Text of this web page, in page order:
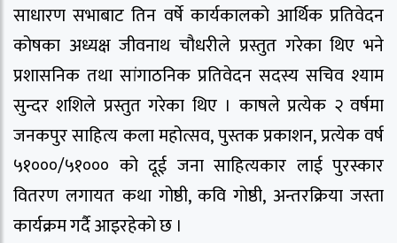
साधारण सभाबाट तिन वर्षे कार्यकालको आर्थिक प्रतिवेदन
कोषका अध्यक्ष जीवनाथ चौधरीले प्रस्तुत गरेका थिए भने
प्रशासनिक तथा सांगाठनिक प्रतिवेदन सदस्य सचिव श्याम
सुन्दर शशिले प्रस्तुत गरेका थिए । काषले प्रत्येक २ वर्षमा
जनकपुर साहित्य कला महोत्सव, पुस्तक प्रकाशन, प्रत्येक वर्ष
५१०००/५१००० को दूई जना साहित्यकार लाई पुरस्कार
वितरण लगायत कथा गोष्ठी, कवि गोष्ठी, अन्तरक्रिया जस्ता
कार्यक्रम गर्दै आइरहेको छ ।